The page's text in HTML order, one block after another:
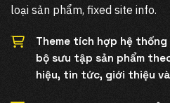
loại sản phẩm, fixed site info.
Theme tích hợp hệ
bộ sưu tập sản phẩm
hiệu, tin tức, giới thiệu